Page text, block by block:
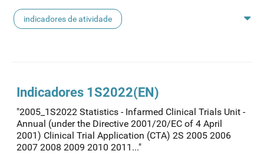
indicadores de atividade
Indicadores 1S2022(EN)
"2005_1S2022 Statistics - Infarmed Clinical Trials Unit -
Annual (under the Directive 2001/20/EC of 4 April
2001) Clinical Trial Application (CTA) 2S 2005 2006
2007 2008 2009 2010 2011..."